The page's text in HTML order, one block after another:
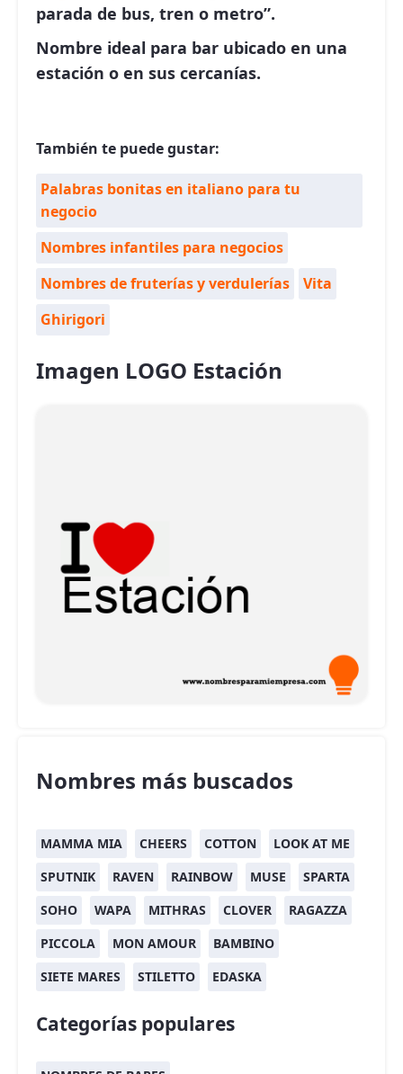
parada de bus, tren o metro”.
Nombre ideal para bar ubicado en una
estación o en sus cercanías.
También te puede gustar:
Palabras bonitas en italiano para tu
negocio
Nombres infantiles para negocios
Nombres de fruterías y verdulerías
Vita
Ghirigori
Imagen LOGO Estación
Nombres más buscados
MAMMA MIA CHEERS COTTON
LOOK AT ME
SPUTNIK
RAVEN RAINBOW MUSE
SPARTA
SOHO
WAPA MITHRAS CLOVER
RAGAZZA
PICCOLA
MON AMOUR
BAMBINO
SIETE MARES
STILETTO EDASKA
Categorías populares